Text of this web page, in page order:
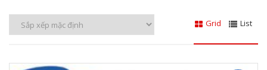
Grid List